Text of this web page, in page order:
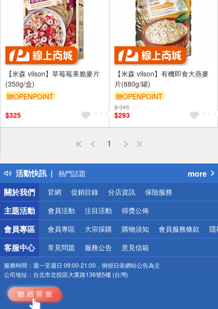
【米森 vilson】草莓莓果脆麥片
(350g/盒)
贈OPENPOINT
$325
【米森 vilson】有機即食大燕麥
片(880g/罐)
贈OPENPOINT
$ 345
$293
1
活動快訊
偏遠地區配送
得獎公告
熱門話題
銀行優惠
偏遠地區配送
詐騙網頁！請小心！
more
關於我們
官網 促銷目錄 分店資訊 保險服務
主題活動 會員活動 注目活動 得獎公佈
會員專區 會員專區 大宗採購 購物須知 會員服務條款 隱
客服中心 常見問題 服務公告 意見信箱
服務時間： 週一至週日 09:00-21:00，例假日依網站公告為主
公司地址： 台北市北投區大業路136號5樓 (台灣)